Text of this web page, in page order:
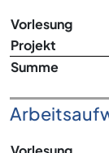
Vorlesung
Projekt
Summe